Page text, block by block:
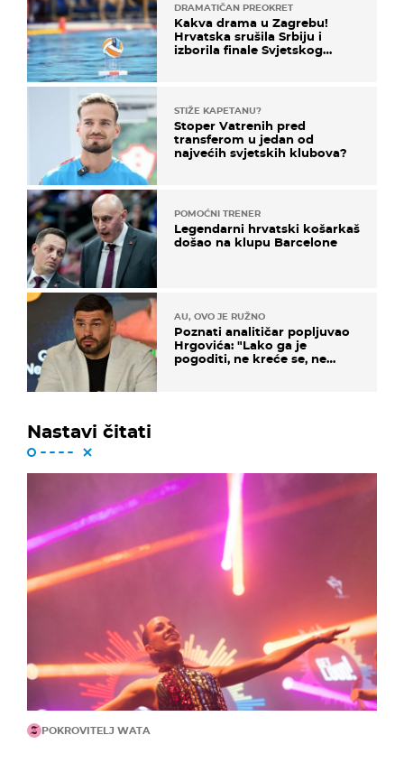
DRAMATIČAN PREOKRET
Kakva drama u Zagrebu!
Hrvatska srušila Srbiju i
izborila finale Svjetskog
STIŽE KAPETANU?
Stoper Vatrenih pred
transferom u jedan od
najvećih svjetskih klubova?
POMOĆNI TRENER
Legendarni hrvatski košarkaš
došao na klupu Barcelone
AU, OVO JE RUŽNO
Poznati analitičar popljuvao
Hrgovića: "Lako ga je
pogoditi, ne kreće se, ne
Nastavi čitati
POKROVITELJ WATA